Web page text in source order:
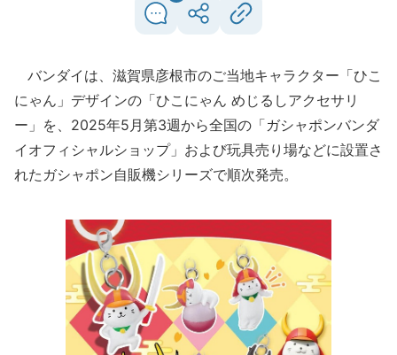
バンダイは、滋賀県彦根市のご当地キャラクター「ひこ
にゃん」デザインの「ひこにゃん めじるしアクセサリ
ー」を、2025年5月第3週から全国の「ガシャポンバンダ
イオフィシャルショップ」および玩具売り場などに設置さ
れたガシャポン自販機シリーズで順次発売。